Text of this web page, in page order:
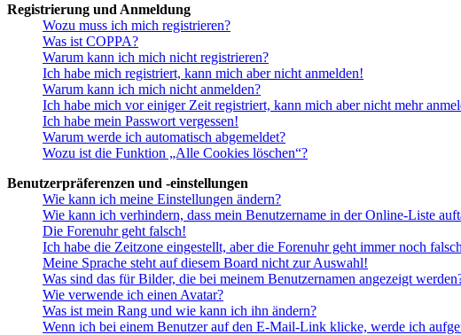
Registrierung und Anmeldung
Wozu muss ich mich registrieren?
Was ist COPPA?
Warum kann ich mich nicht registrieren?
Ich habe mich registriert, kann mich aber nicht anmelden!
Warum kann ich mich nicht anmelden?
Ich habe mich vor einiger Zeit registriert, kann mich aber nicht mehr
Ich habe mein Passwort vergessen!
Warum werde ich automatisch abgemeldet?
Wozu ist die Funktion „Alle Cookies löschen“?
Benutzerpräferenzen und -einstellungen
Wie kann ich meine Einstellungen ändern?
Wie kann ich verhindern, dass mein Benutzername in der Online-Liste
Die Forenuhr geht falsch!
Ich habe die Zeitzone eingestellt, aber die Forenuhr geht immer noch
Meine Sprache steht auf diesem Board nicht zur Auswahl!
Was sind das für Bilder, die bei meinem Benutzernamen angezeigt
Wie verwende ich einen Avatar?
Was ist mein Rang und wie kann ich ihn ändern?
Wenn ich bei einem Benutzer auf den E-Mail-Link klicke, werde ich